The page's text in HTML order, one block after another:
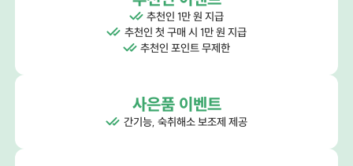
추천인 1만 원 지급
추천인 첫 구매 시 1만 원 지급
추천인 포인트 무제한
사은품 이벤트
간기능, 숙취해소 보조제 제공